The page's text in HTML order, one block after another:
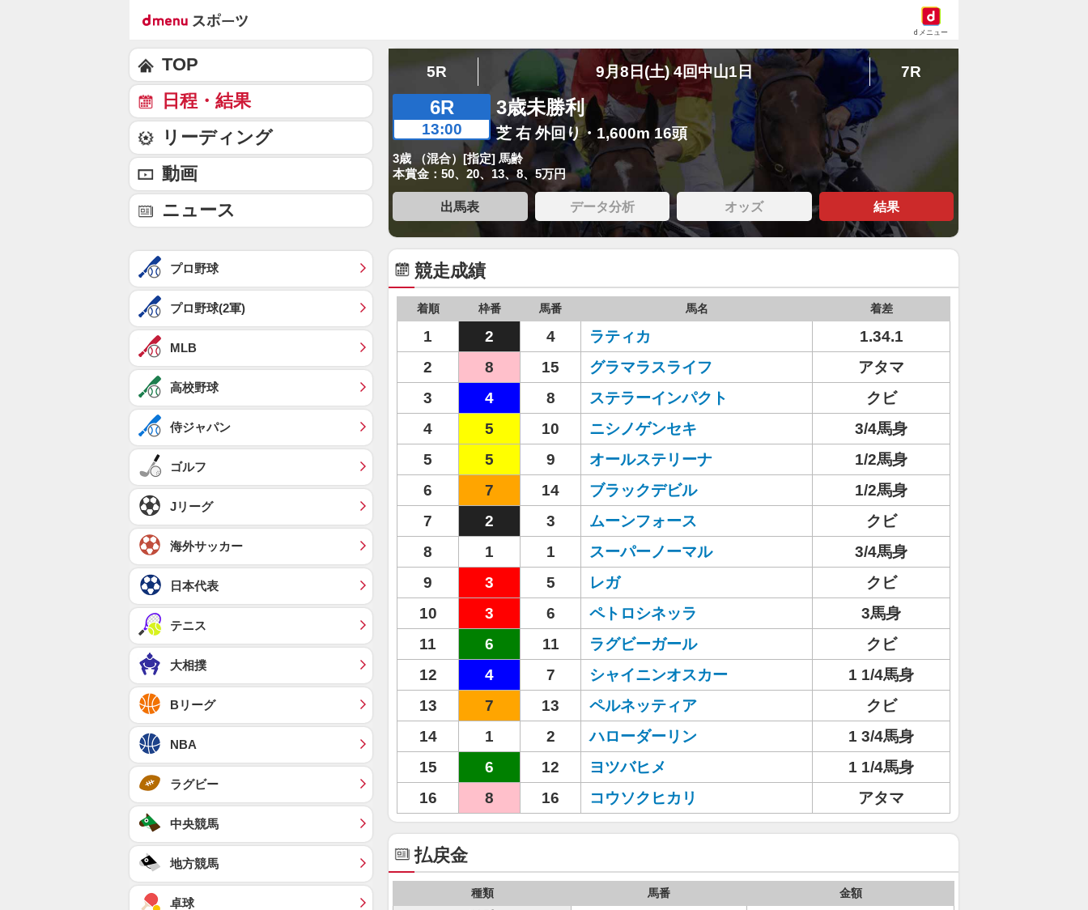
dメニュー
5R 9月8日(土) 4回中山1日 7R
6R
13:00
3歳未勝利
芝 右 外回り・1,600m 16頭
3歳 （混合）[指定] 馬齢
本賞金：50、20、13、8、5万円
出馬表 データ分析 オッズ 結果
競走成績
着順 枠番 馬番 馬名 着差
1 2 4 ラティカ
1.34.1
2
8 15 グラマラスライフ
アタマ
3
4 8 ステラーインパクト
クビ
4
5 10 ニシノゲンセキ
3/4馬身
5
5 9 オールステリーナ
1/2馬身
6
7 14 ブラックデビル
1/2馬身
7
2 3 ムーンフォース
クビ
8
1 1 スーパーノーマル
3/4馬身
9
3 5 レガ
クビ
10
3 6 ペトロシネッラ
3馬身
11
6 11 ラグビーガール
クビ
12
4 7 シャイニンオスカー
1 1/4馬身
13
7 13 ペルネッティア
クビ
14
1 2 ハローダーリン
1 3/4馬身
15
6 12 ヨツバヒメ
1 1/4馬身
16
8 16 コウソクヒカリ アタマ
払戻金
種類 馬番 金額
TOP
日程・結果
リーディング
動画
ニュース
プロ野球
プロ野球(2軍)
MLB
高校野球
侍ジャパン
ゴルフ
Jリーグ
海外サッカー
日本代表
テニス
大相撲
Bリーグ
NBA
ラグビー
中央競馬
地方競馬
卓球